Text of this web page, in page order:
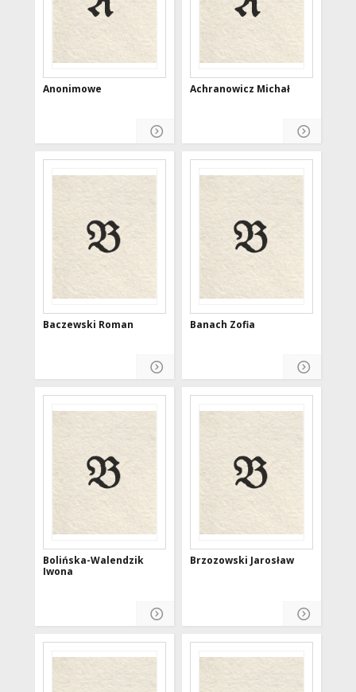
Anonimowe Achranowicz Michał
Baczewski Roman Banach Zofia
Bolińska-Walendzik
Iwona
Brzozowski Jarosław